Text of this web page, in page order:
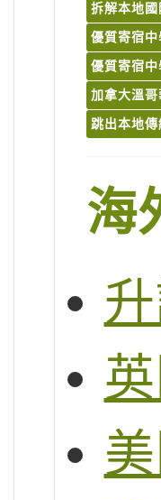
拆解本地
優質寄宿
優質寄宿
加拿大溫
跳出本地
海